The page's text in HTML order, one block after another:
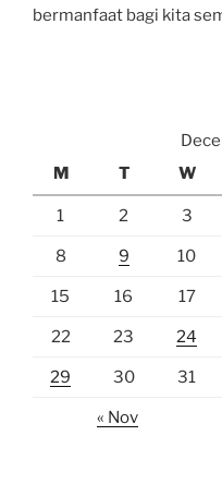
bermanfaat bagi kita
M
T W
1 2 3
8 9 10
15 16 17
22 23 24
29 30 31
« Nov